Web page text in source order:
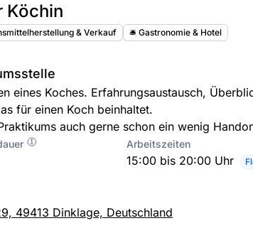
Köchin
& Verkauf 🛎️ Gastronomie & Hotel
eines Koches. Erfahrungsaustausch,
für einen Koch beinhaltet.
auch gerne schon ein wenig
Arbeitszeiten
15:00 bis 20:00 Uhr
49413 Dinklage, Deutschland